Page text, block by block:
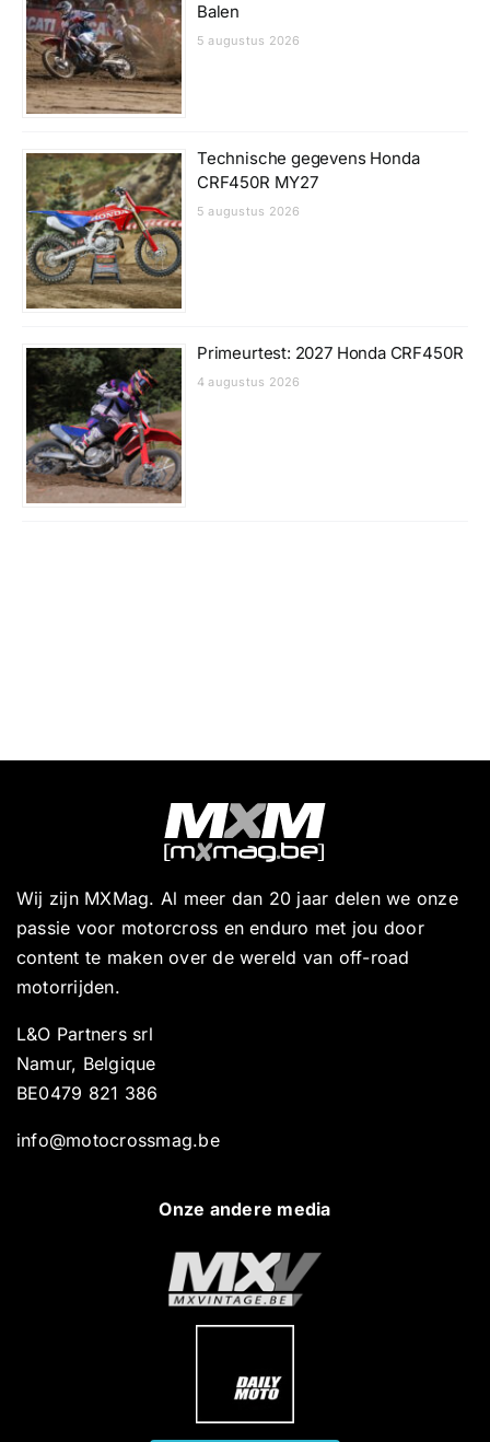
Balen
5 augustus 2026
Technische gegevens Honda
CRF450R MY27
5 augustus 2026
Primeurtest: 2027 Honda CRF450R
4 augustus 2026
Wij zijn MXMag. Al meer dan 20 jaar delen we onze
passie voor motorcross en enduro met jou door
content te maken over de wereld van off-road
motorrijden.
L&O Partners srl
Namur, Belgique
BE0479 821 386
info@motocrossmag.be
Onze andere media